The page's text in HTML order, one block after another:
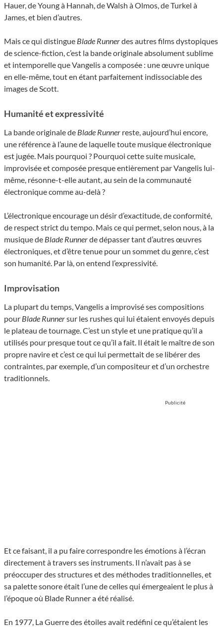
Hauer, de Young à Hannah, de Walsh à Olmos, de Turkel à
James, et bien d’autres.
Mais ce qui distingue Blade Runnerdes autres films dystopiques
de science-fiction, c’est la bande originale absolument sublime
et intemporelle que Vangelis a composée : une œuvre unique
en elle-même, tout en étant parfaitement indissociable des
images de Scott.
Humanité et expressivité
La bande originale de Blade Runner reste, aujourd’hui encore,
une référence à l’aune de laquelle toute musique électronique
est jugée. Mais pourquoi ? Pourquoi cette suite musicale,
improvisée et composée presque entièrement par Vangelis lui-
même, résonne-t-elle autant, au sein de la communauté
électronique comme au-delà ?
L’électronique encourage un désir d’exactitude, de conformité,
de respect strict du tempo. Mais ce qui permet, selon nous, à la
musique de Blade Runnerde dépasser tant d’autres œuvres
électroniques, et d’être tenue pour un sommet du genre, c’est
son humanité. Par là, on entend l’expressivité.
Improvisation
La plupart du temps, Vangelis a improvisé ses compositions
pour Blade Runnersur les rushes qui lui étaient envoyés depuis
le plateau de tournage. C’est un style et une pratique qu’il a
utilisés pour presque tout ce qu’il a fait. Il était le maître de son
propre navire et c’est ce qui lui permettait de se libérer des
contraintes, par exemple, d’un compositeur et d’un orchestre
traditionnels.
Publicité
Et ce faisant, il a pu faire correspondre les émotions à l’écran
directement à travers ses instruments. Il n’avait pas à se
préoccuper des structures et des méthodes traditionnelles, et
sa palette sonore était l’une de celles qui émergeaient le plus à
l’époque où Blade Runner a été réalisé.
En 1977, La Guerre des étoiles avait redéfini ce qu’étaient les